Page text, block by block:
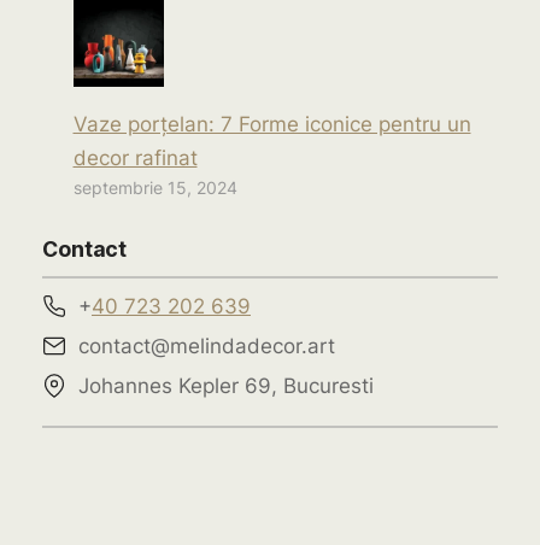
Vaze porțelan: 7 Forme iconice pentru un
decor rafinat
septembrie 15, 2024
Contact
+40 723 202 639
contact@melindadecor.art
Johannes Kepler 69, Bucuresti